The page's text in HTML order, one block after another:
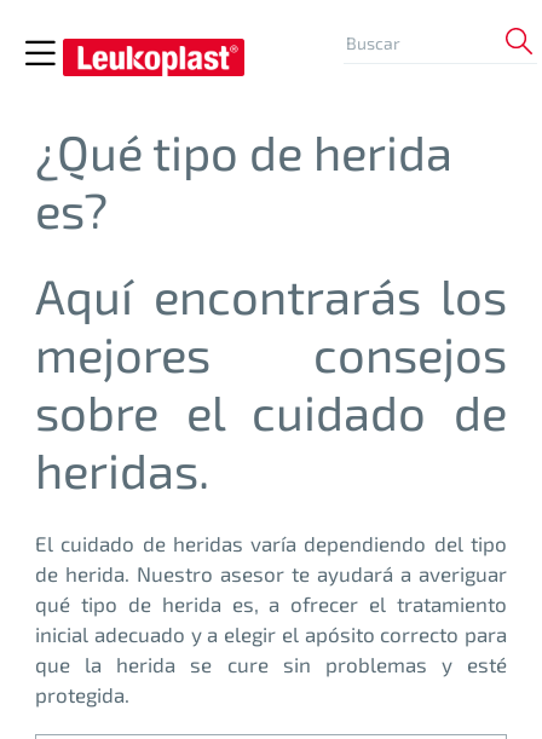
¿Qué tipo de herida
es?
Aquí encontrarás los
mejores consejos
sobre el cuidado de
heridas.
El cuidado de heridas varía dependiendo del tipo
de herida. Nuestro asesor te ayudará a averiguar
qué tipo de herida es, a ofrecer el tratamiento
inicial adecuado y a elegir el apósito correcto para
que la herida se cure sin problemas y esté
protegida.